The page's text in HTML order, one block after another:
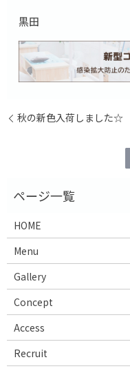
黒田
秋の新色入荷しました☆
HOME
Menu
Gallery
Concept
Access
Recruit